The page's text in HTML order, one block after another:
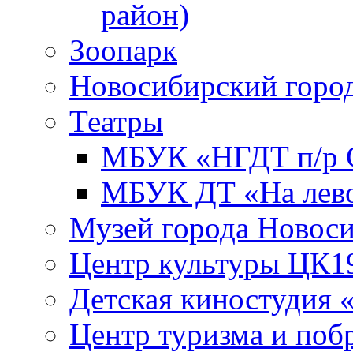
район)
Зоопарк
Новосибирский
Театры
МБУК «НГДТ п/р
МБУК ДТ «На
Музей города
Центр культуры
Детская киностудия
Центр туризма и